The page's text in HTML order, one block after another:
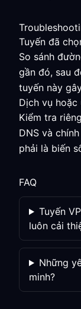
Tuyến đã
So sánh
gần đó, sau
tuyến này
Dịch vụ
Kiểm tra
DNS và
phải là biến
FAQ
Tuyến
luôn cải
Những
minh?